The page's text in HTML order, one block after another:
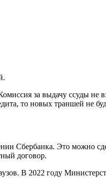
за выдачу ссуды не
то новых траншей не
Сбербанка. Это можно
договор.
В 2022 году